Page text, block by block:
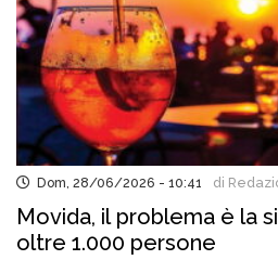
Dom, 28/06/2026 - 10:41 di
Movida, il problema è la
oltre 1.000 persone